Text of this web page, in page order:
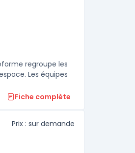
regroupe les
Les équipes
Fiche complète
Prix : sur demande